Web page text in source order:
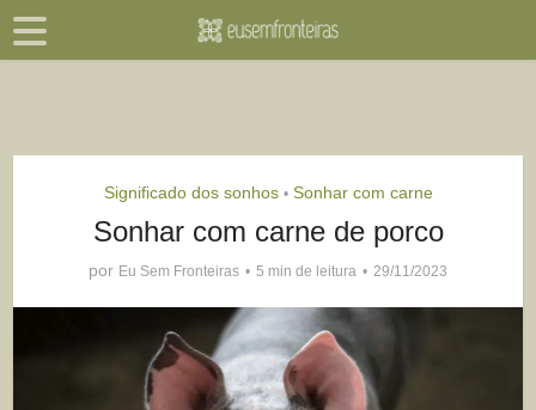
Significado dos sonhos • Sonhar com carne
Sonhar com carne de porco
por Eu Sem Fronteiras 5 min de leitura 29/11/2023